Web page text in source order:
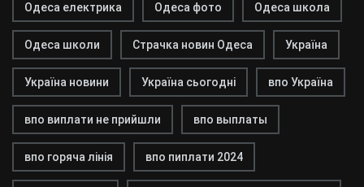
Одеса електрика Одеса фото Одеса школа
Одеса школи Страчка новин Одеса Україна
Україна новини Україна сьогодні впо Україна
впо виплати не прийшли впо выплаты
впо горяча лінія впо пиплати 2024